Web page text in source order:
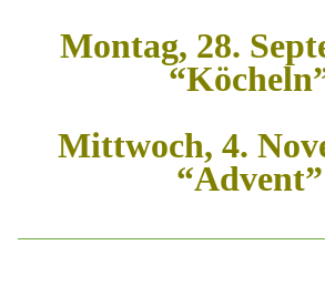
Montag, 28.
Mittwoch, 4.
“Advent”